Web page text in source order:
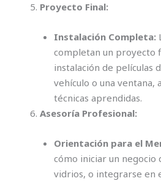
Proyecto Final:
Instalación Completa:
completan un proyecto
instalación de películas
vehículo o una ventana,
técnicas aprendidas.
Asesoría Profesional:
Orientación para el
cómo iniciar un negocio
vidrios, o integrarse en